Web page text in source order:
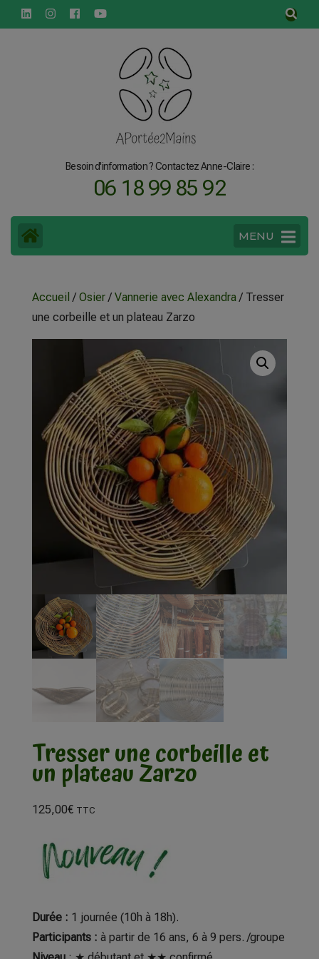
principal
Besoin d'information ? Contactez Anne-Claire :
06 18 99 85 92
MENU
Accueil / Osier/ Vannerie avec Alexandra/ Tresser
une corbeille et un plateau Zarzo
Tresser une corbeille et
un plateau Zarzo
125,00€ TTC
Durée : 1 journée (10h à 18h).
Participants : à partir de 16 ans, 6 à 9 pers. /groupe